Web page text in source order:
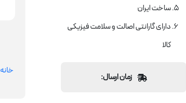
ساخت ایران
دارای گارانتی اصالت و سلامت فیزیکی
کالا
زمان ارسال:
خانه